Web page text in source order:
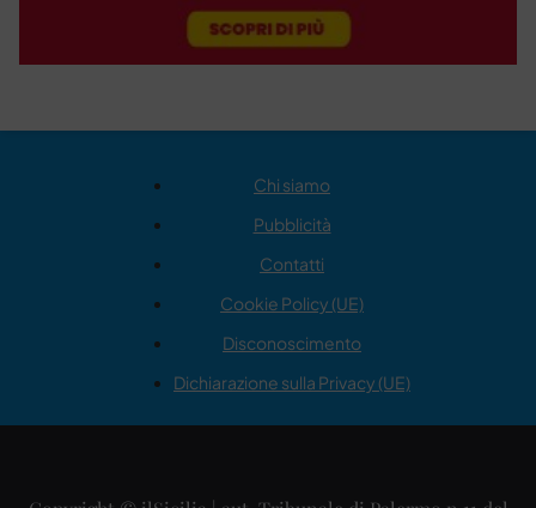
Chi siamo
Pubblicità
Contatti
Cookie Policy (UE)
Disconoscimento
Dichiarazione sulla Privacy (UE)